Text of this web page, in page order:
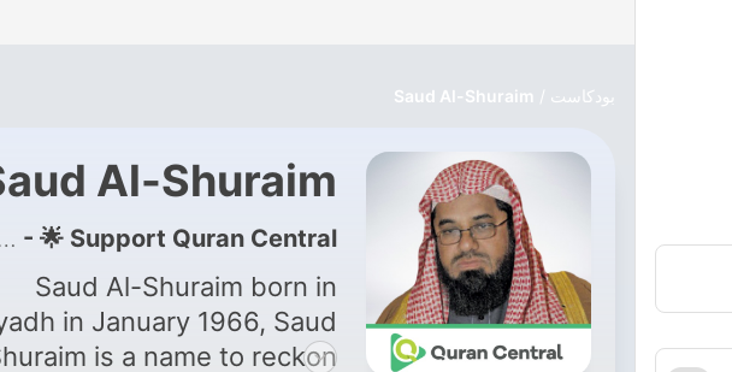
بودكاست Saud Al-Shuraim
Al-Shuraim
115 - 🌟 Support Quran Central
Saud Al-Shuraim born in
in January 1966, Saud
is a name to reckon